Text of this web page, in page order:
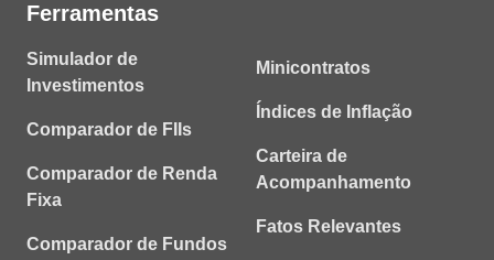
Ferramentas
Simulador de
Investimentos
Comparador de FIIs
Comparador de Renda
Fixa
Comparador de Fundos
Minicontratos
Índices de Inflação
Carteira de
Acompanhamento
Fatos Relevantes